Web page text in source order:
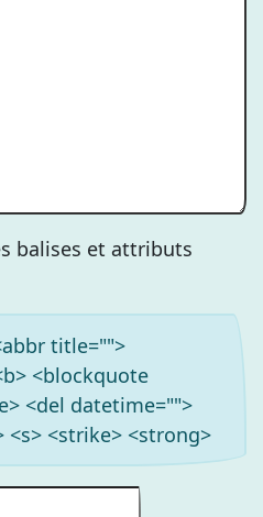
balises et attributs
title="">
<blockquote
<del datetime="">
<s> <strike> <strong>